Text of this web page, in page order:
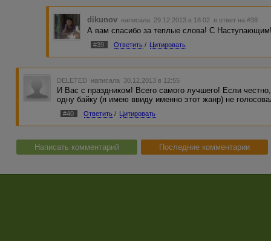
dikunov написала 29.12.2013 в 18:02 в ответ на #38
А вам спасибо за теплые слова! С
#39 Ответить / Цитировать
DELETED написала 30.12.2013 в 12:55
И Вас с праздником! Всего самого лучшего! Если
одну байку (я имею ввиду именно этот жанр) не
#40 Ответить / Цитировать
Написать комментарий Последние комментарии